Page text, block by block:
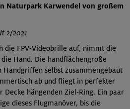
Naturpark Karwendel von großem
2/2021
die FPV-Videobrille auf, nimmt die
Hand. Die handflächengroße
selbst zusammengebaut
ab und fliegt in perfekter
Decke hängenden Ziel-Ring. Ein paar
dieses Flugmanöver, bis die